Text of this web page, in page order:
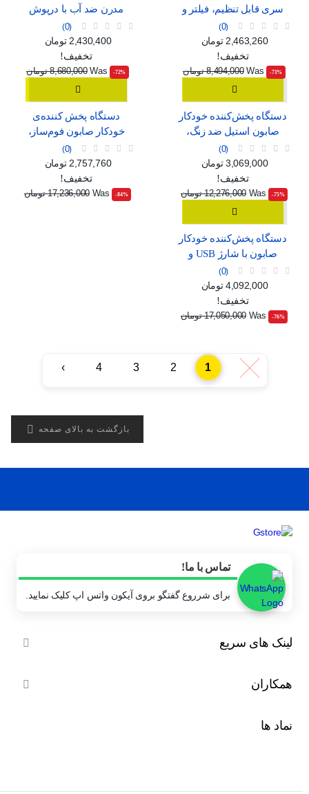
سری قابل تنظیم، فیلتر و
ماساژور
0
قیمت عادی
قیمت
2,463,260 تومان
تخفیف!
‎-71%
Was 8,494,000 تومان
مدرن ضد آب با درپوش
0
قیمت عادی
قیمت
2,430,400 تومان
تخفیف!
‎-72%
Was 8,680,000 تومان
دستگاه پخش‌کننده خودکار
صابون استیل ضد زنگ،
بدون نیاز به لمس
0
قیمت عادی
قیمت
3,069,000 تومان
تخفیف!
‎-75%
Was 12,276,000 تومان
دستگاه پخش کننده‌ی
خودکار صابون فوم‌ساز،
بدون نیاز به لمس
0
قیمت عادی
قیمت
2,757,760 تومان
تخفیف!
‎-84%
Was 17,236,000 تومان
دستگاه پخش‌کننده خودکار
صابون با شارژ USB و
صفحه نمایش دیجیتال
0
قیمت عادی
قیمت
4,092,000 تومان
تخفیف!
‎-76%
Was 17,050,000 تومان
‹
1
2
3
4
›
بازگشت به بالای صفحه 
تماس با ما!
برای شرروع گفتگو بروی آیکون واتس اپ کلیک نمایید.
لینک های سریع 
همکاران 
نماد ها